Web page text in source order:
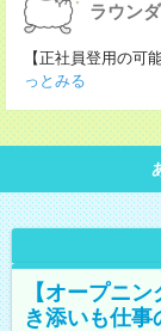
ラウン
【正社員登用の可
っとみる
【オープニ
き添いも仕事